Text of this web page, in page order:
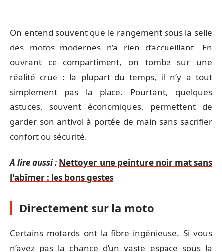
On entend souvent que le rangement sous la selle
des motos modernes n’a rien d’accueillant. En
ouvrant ce compartiment, on tombe sur une
réalité crue : la plupart du temps, il n’y a tout
simplement pas la place. Pourtant, quelques
astuces, souvent économiques, permettent de
garder son antivol à portée de main sans sacrifier
confort ou sécurité.
A lire aussi : Nettoyer une peinture noir mat sans
l'abîmer : les bons gestes
Directement sur la moto
Certains motards ont la fibre ingénieuse. Si vous
n’avez pas la chance d’un vaste espace sous la